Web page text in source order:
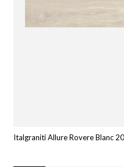
Italgraniti Allure Rovere Blanc